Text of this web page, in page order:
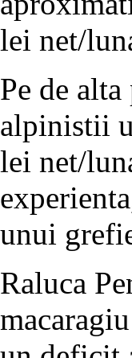
lei net/
Pe de
alpinistii
lei net/
unui
Raluca